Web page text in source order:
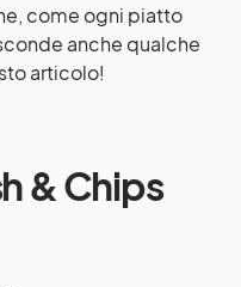
come ogni piatto
anche qualche
articolo!
& Chips